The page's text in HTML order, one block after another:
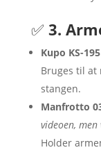
✅ 3.
Kupo KS-
Bruges til at
stangen.
Manfrotto
videoen, men
Holder